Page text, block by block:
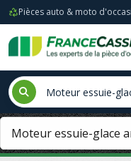
Pièces auto & moto